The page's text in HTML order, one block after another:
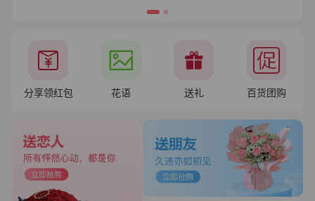
分享领红包 花语 送礼 百货团购